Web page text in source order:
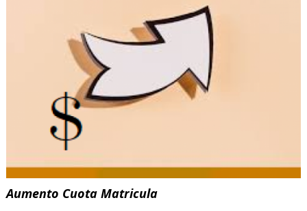
Aumento Cuota Matricula